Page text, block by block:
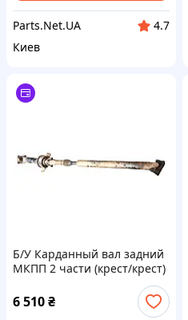
Parts.Net.UA
4.7
Киев
Б/У Карданный вал задний
МКПП 2 части (крест/крест)
5223453 Ford Ranger 07-11
(1447190, 5042330,
6M344602CB
6 510₴